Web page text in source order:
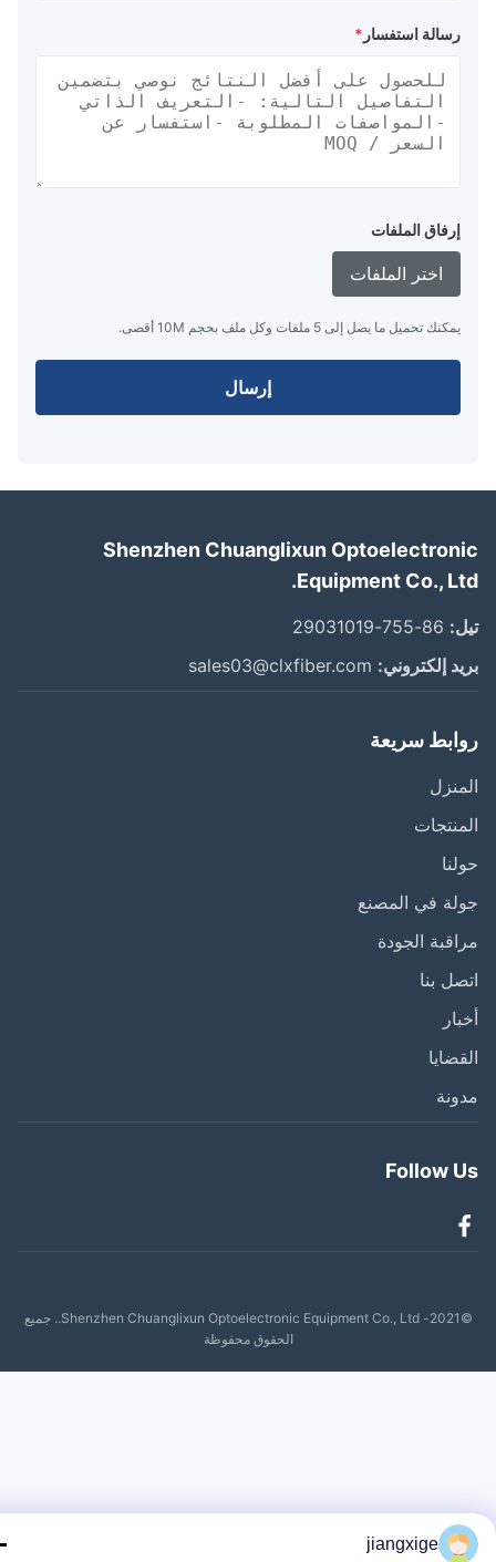
رسالة استفسار*
إرفاق الملفات
اختر الملفات
يمكنك تحميل ما يصل إلى 5 ملفات وكل ملف بحجم 10M أقصى.
إرسال
Shenzhen Chuanglixun
Equipment Co.,
إلكتروني: sales03@clxfiber.com
سريعة
في المصنع
الجودة
بنا
Follow
©2021- Shenzhen Chuanglixun Optoelectronic Equipment Co., Ltd.. جميع
الحقوق محفوظة
jiangxige